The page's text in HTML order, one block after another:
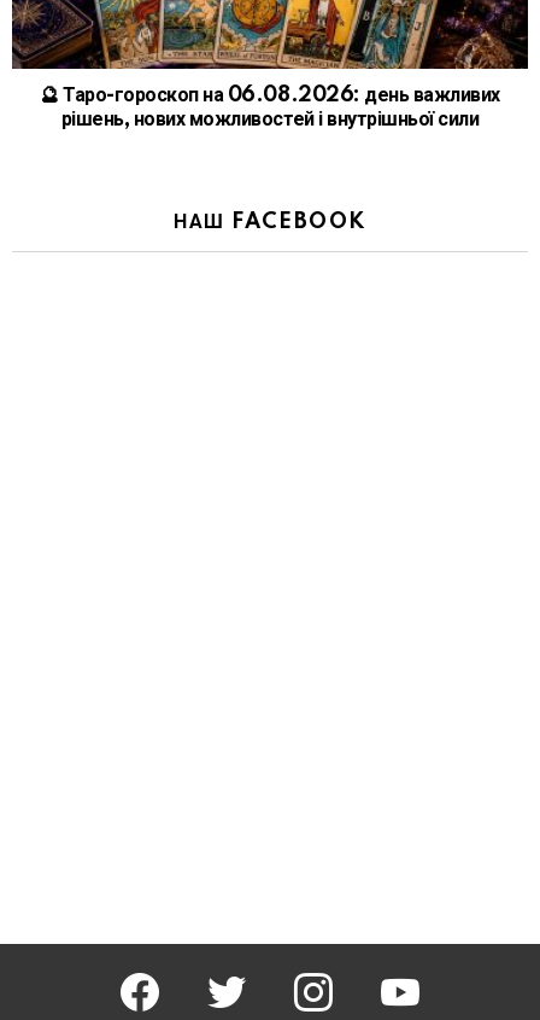
🔮 Таро-гороскоп на 06.08.2026: день важливих
рішень, нових можливостей і внутрішньої сили
НАШ FACEBOOK
facebook twitter instagram